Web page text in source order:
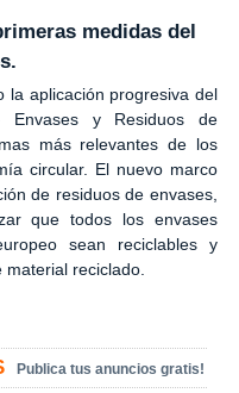
medidas del
la aplicación progresiva del
Envases y Residuos de
más relevantes de los
circular. El nuevo marco
de residuos de envases,
que todos los envases
sean reciclables y
reciclado.
Publica tus anuncios gratis!